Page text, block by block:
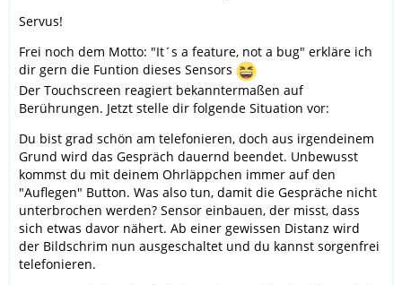
Servus!
Frei noch dem Motto: "It´s a feature, not a bug" erkläre ich
dir gern die Funtion dieses Sensors
Der Touchscreen reagiert bekanntermaßen auf
Berührungen. Jetzt stelle dir folgende Situation vor:
Du bist grad schön am telefonieren, doch aus irgendeinem
Grund wird das Gespräch dauernd beendet. Unbewusst
kommst du mit deinem Ohrläppchen immer auf den
"Auflegen" Button. Was also tun, damit die Gespräche nicht
unterbrochen werden? Sensor einbauen, der misst, dass
sich etwas davor nähert. Ab einer gewissen Distanz wird
der Bildschrim nun ausgeschaltet und du kannst sorgenfrei
telefonieren.